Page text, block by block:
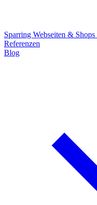
Sparring Webseiten & Shops
Referenzen
Blog